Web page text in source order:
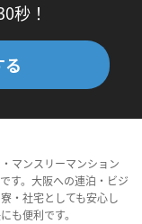
秒！
マンスリーマンション
す。大阪への連泊・ビジ
・社宅としても安心し
も便利です。